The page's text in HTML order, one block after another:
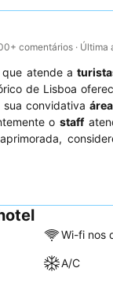
comentários ·
que atende a
de Lisboa
convidativa
ostaff
Wi-fi nos
A/C